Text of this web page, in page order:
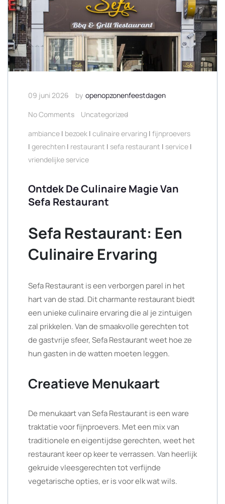
09 juni 2026 by openopzonenfeestdagen
No Comments
Uncategorized
ambiance | bezoek | culinaire ervaring | fijnproevers
| gerechten | restaurant | sefa restaurant | service |
vriendelijke service
Ontdek De Culinaire Magie Van
Sefa Restaurant
Sefa Restaurant: Een
Culinaire Ervaring
Sefa Restaurant is een verborgen parel in het
hart van de stad. Dit charmante restaurant biedt
een unieke culinaire ervaring die al je zintuigen
zal prikkelen. Van de smaakvolle gerechten tot
de gastvrije sfeer, Sefa Restaurant weet hoe ze
hun gasten in de watten moeten leggen.
Creatieve Menukaart
De menukaart van Sefa Restaurant is een ware
traktatie voor fijnproevers. Met een mix van
traditionele en eigentijdse gerechten, weet het
restaurant keer op keer te verrassen. Van heerlijk
gekruide vleesgerechten tot verfijnde
vegetarische opties, er is voor elk wat wils.